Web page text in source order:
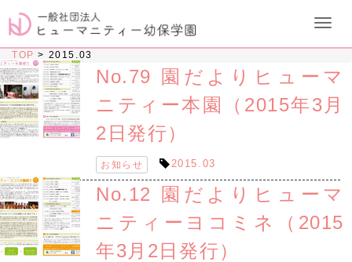
TOP > 2015.03
No.79 園だよりヒューマ
ニティー本園（2015年3月
2日発行）
お知らせ 2015.03
No.12 園だよりヒューマ
ニティーヨコミネ（2015
年3月2日発行）